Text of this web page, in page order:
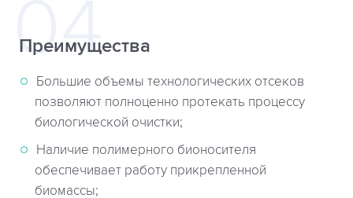
Преимущества
Большие объемы технологических отсеков
позволяют полноценно протекать процессу
биологической очистки;
Наличие полимерного бионосителя
обеспечивает работу прикрепленной
биомассы;